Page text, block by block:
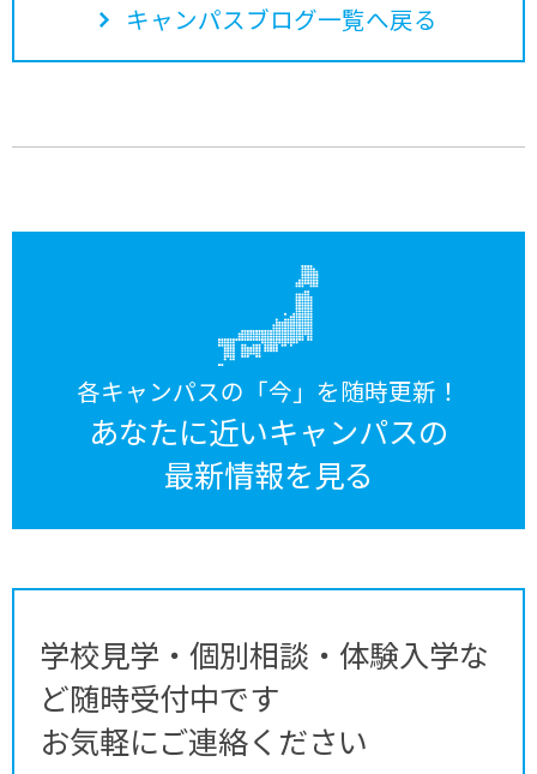
キャンパスブログ一覧へ戻る
各キャンパスの「今」を随時更新！
あなたに近いキャンパスの
最新情報を見る
学校見学・個別相談・体験入学な
ど随時受付中です
お気軽にご連絡ください